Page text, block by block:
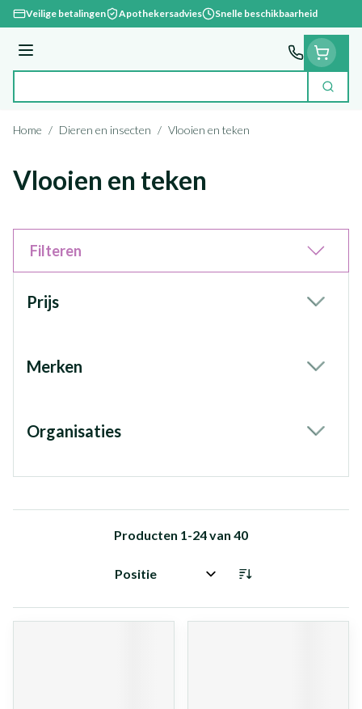
Ga naar de inhoud
Veilige betalingen Apothekersadvies Snelle beschikbaarheid
Menu
Zoek
Home / Dieren en insecten / Vlooien en teken
Vlooien en teken
Filteren
Prijs
Merken
Organisaties
Producten 1-24van 40
Sorteer op: